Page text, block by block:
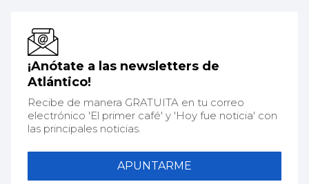
¡Anótate a las newsletters de
Atlántico!
Recibe de manera GRATUITA en tu correo
electrónico 'El primer café' y 'Hoy fue noticia' con
las principales noticias.
APUNTARME